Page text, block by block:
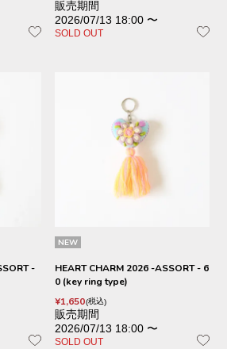
販売期間
2026/07/13 18:00 〜
SOLD OUT
-
NEW
HEART CHARM 2026 -ASSORT - 6
0 (key ring type)
¥1,650 税込
販売期間
2026/07/13 18:00 〜
SOLD OUT